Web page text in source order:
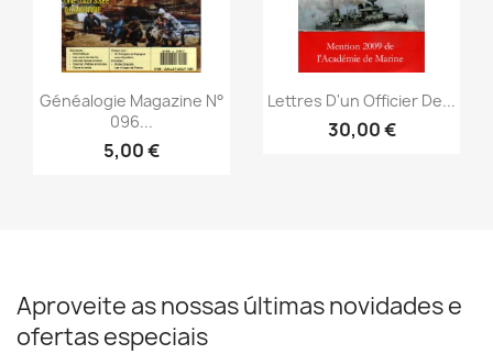
Vista rápida
Généalogie Magazine N°
096...
5,00 €
 Vista rápida
Lettres D'un Officier De...
30,00 €
Aproveite as nossas últimas novidades e
ofertas especiais